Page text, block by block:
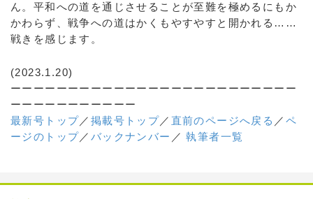
ん。平和への道を通じさせることが至難を極めるにもか
かわらず、戦争への道はかくもやすやすと開かれる……
戦きを感じます。
(2023.1.20)
ーーーーーーーーーーーーーーーーーーーーーーーーー
ーーーーーーーーーーー
最新号トップ／ 掲載号トップ／ 直前のページへ戻る ／ ペ
ージのトップ／ バックナンバー ／執筆者一覧